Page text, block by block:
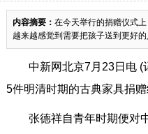
内容摘要： 在今天举行的捐赠仪式
越来越感觉到需要把孩子送到更好
中新网北京7月23日电 (
5件明清时期的古典家具捐
张德祥自青年时期便对